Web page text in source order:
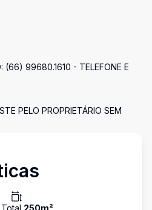
(66) 99680.1610 - TELEFONE E
PELO PROPRIETÁRIO SEM
250m²